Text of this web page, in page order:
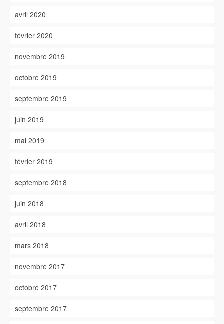
avril 2020
février 2020
novembre 2019
octobre 2019
septembre 2019
juin 2019
mai 2019
février 2019
septembre 2018
juin 2018
avril 2018
mars 2018
novembre 2017
octobre 2017
septembre 2017